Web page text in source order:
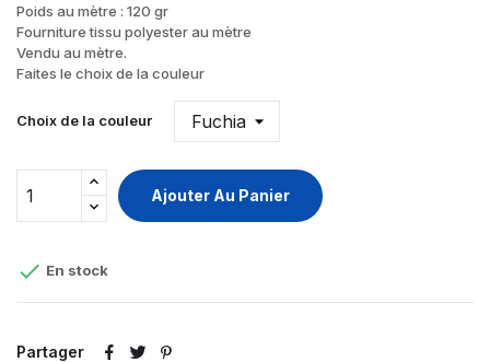
Poids au mètre : 120 gr
Fourniture tissu polyester au mètre
Vendu au mètre.
Faites le choix de la couleur
Choix de la couleur
Ajouter Au Panier
 En stock
Partager